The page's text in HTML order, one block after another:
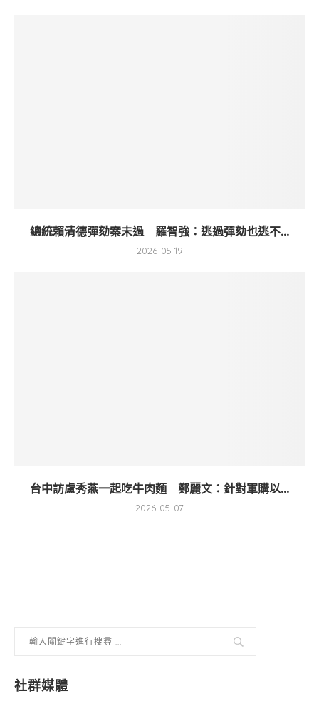
總統賴清德彈劾案未過 羅智強：逃過彈劾也逃不...
2026-05-19
台中訪盧秀燕一起吃牛肉麵 鄭麗文：針對軍購以...
2026-05-07
社群媒體